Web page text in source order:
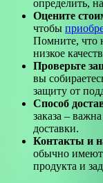
определить,
Оцените
чтобы
Помните, что
низкое
Проверьте
вы
защиту от
Способ
заказа –
доставки.
Контакты и
обычно имеют
продукта и